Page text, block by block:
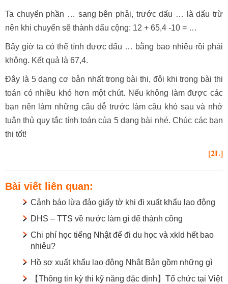
Ta chuyển phần … sang bên phải, trước dấu … là dấu trừ
nên khi chuyển sẽ thành dấu cộng: 12 + 65,4 -10 = …
Bây giờ ta có thể tính được dấu … bằng bao nhiêu rồi phải
không. Kết quả là 67,4.
Đây là 5 dạng cơ bản nhất trong bài thi, đôi khi trong bài thi
toán có nhiều khó hơn một chút. Nếu không làm được các
bạn nên làm những câu dễ trước làm câu khó sau và nhớ
tuân thủ quy tắc tính toán của 5 dạng bài nhé. Chúc các bạn
thi tốt!
[2L]
Bài viết liên quan:
Cảnh báo lừa đảo giấy tờ khi đi xuất khẩu lao động
DHS – TTS về nước làm gì để thành công
Chi phí học tiếng Nhật để đi du học và xkld hết bao
nhiêu?
Hồ sơ xuất khẩu lao động Nhật Bản gồm những gì
【Thông tin kỳ thi kỹ năng đặc định】Tổ chức tại Việt